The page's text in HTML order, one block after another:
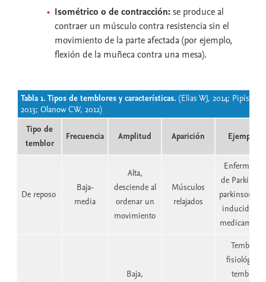
Isométrico o de contracción:se produce al
contraer un músculo contra resistencia sin el
movimiento de la parte afectada (por ejemplo,
flexión de la muñeca contra una mesa).
Tabla 1. Tipos de temblores y características. (Elias WJ, 2014; Pipis M,
2013; Olanow CW, 2012)
Tipo de
temblor
Frecuencia Amplitud Aparición Ejemplos
De reposo
Baja-
media
Alta,
desciende al
ordenar un
movimiento
Músculos
relajados
Enfermedad
de
inducido
Baja,
Temblor
fisiológico,
temblor